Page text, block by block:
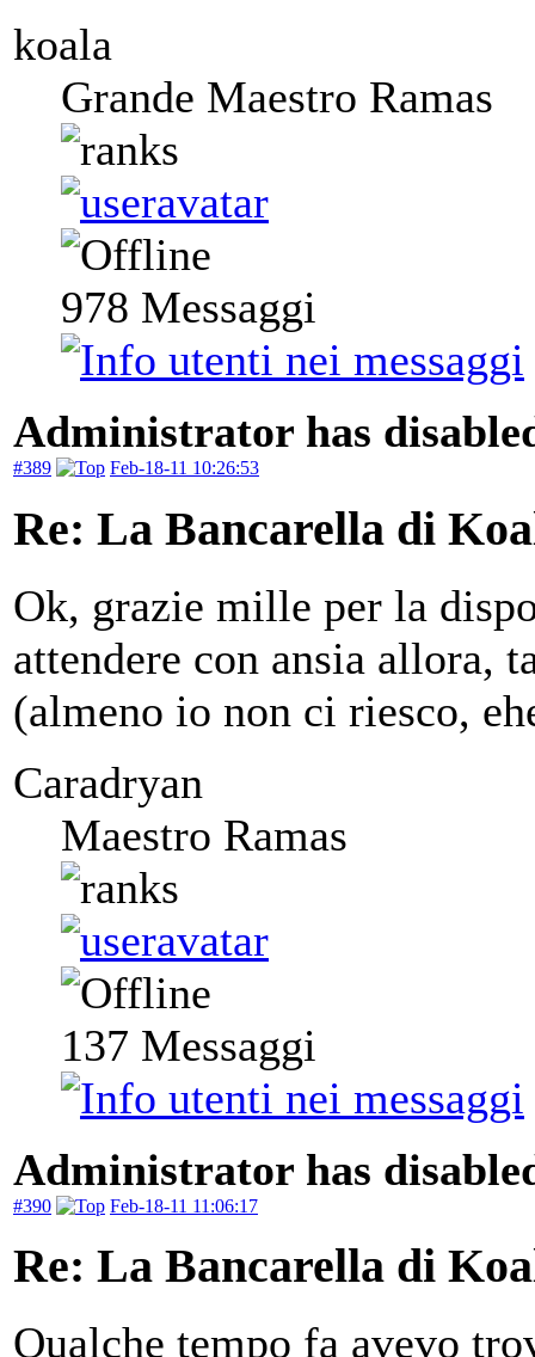
koala
Grande Maestro Ramas
978 Messaggi
Administrator has
#389 Feb-18-11 10:26:53
Re: La Bancarella di
Ok, grazie mille per la
attendere con ansia allora,
(almeno io non ci riesco,
Caradryan
Maestro Ramas
137 Messaggi
Administrator has
#390 Feb-18-11 11:06:17
Re: La Bancarella di
Qualche tempo fa avevo